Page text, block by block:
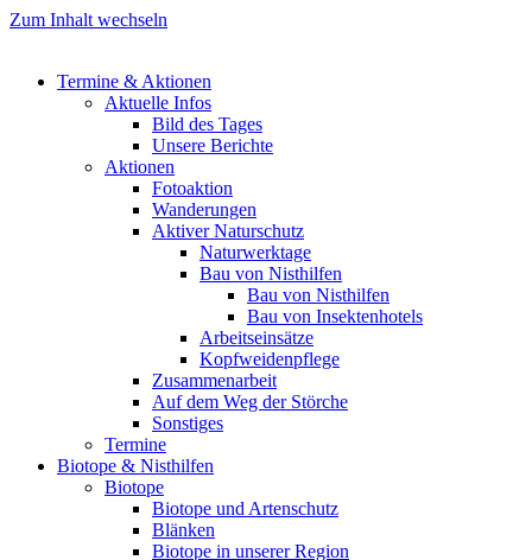
Zum Inhalt wechseln
Termine & Aktionen
Aktuelle Infos
Bild des Tages
Unsere Berichte
Aktionen
Fotoaktion
Wanderungen
Aktiver Naturschutz
Naturwerktage
Bau von Nisthilfen
Bau von Nisthilfen
Bau von Insektenhotels
Arbeitseinsätze
Kopfweidenpflege
Zusammenarbeit
Auf dem Weg der Störche
Sonstiges
Termine
Biotope & Nisthilfen
Biotope
Biotope und Artenschutz
Blänken
Biotope in unserer Region